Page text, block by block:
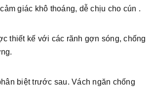
giác khô thoáng, dễ chịu cho cún .
thiết kế với các rãnh gợn sóng, chống
biệt trước sau. Vách ngăn chống